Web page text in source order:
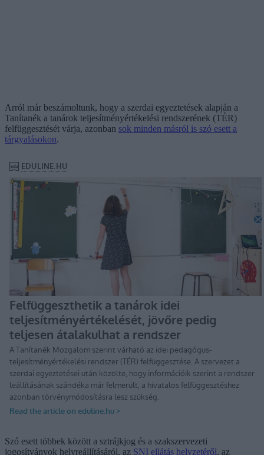
Arról már beszámoltunk, hogy a szerdai egyeztetések alapján a
Tanítanék a tanárok teljesítményértékelési rendszerének (TÉR)
felfüggesztését várja, azonban sok minden másról is szó esett a
tárgyalásokon.
Szó esett többek között a sztrájkjog és a szakszervezeti
jogosítványok helyreállításáról, az SNI ellátás helyzetéről, az